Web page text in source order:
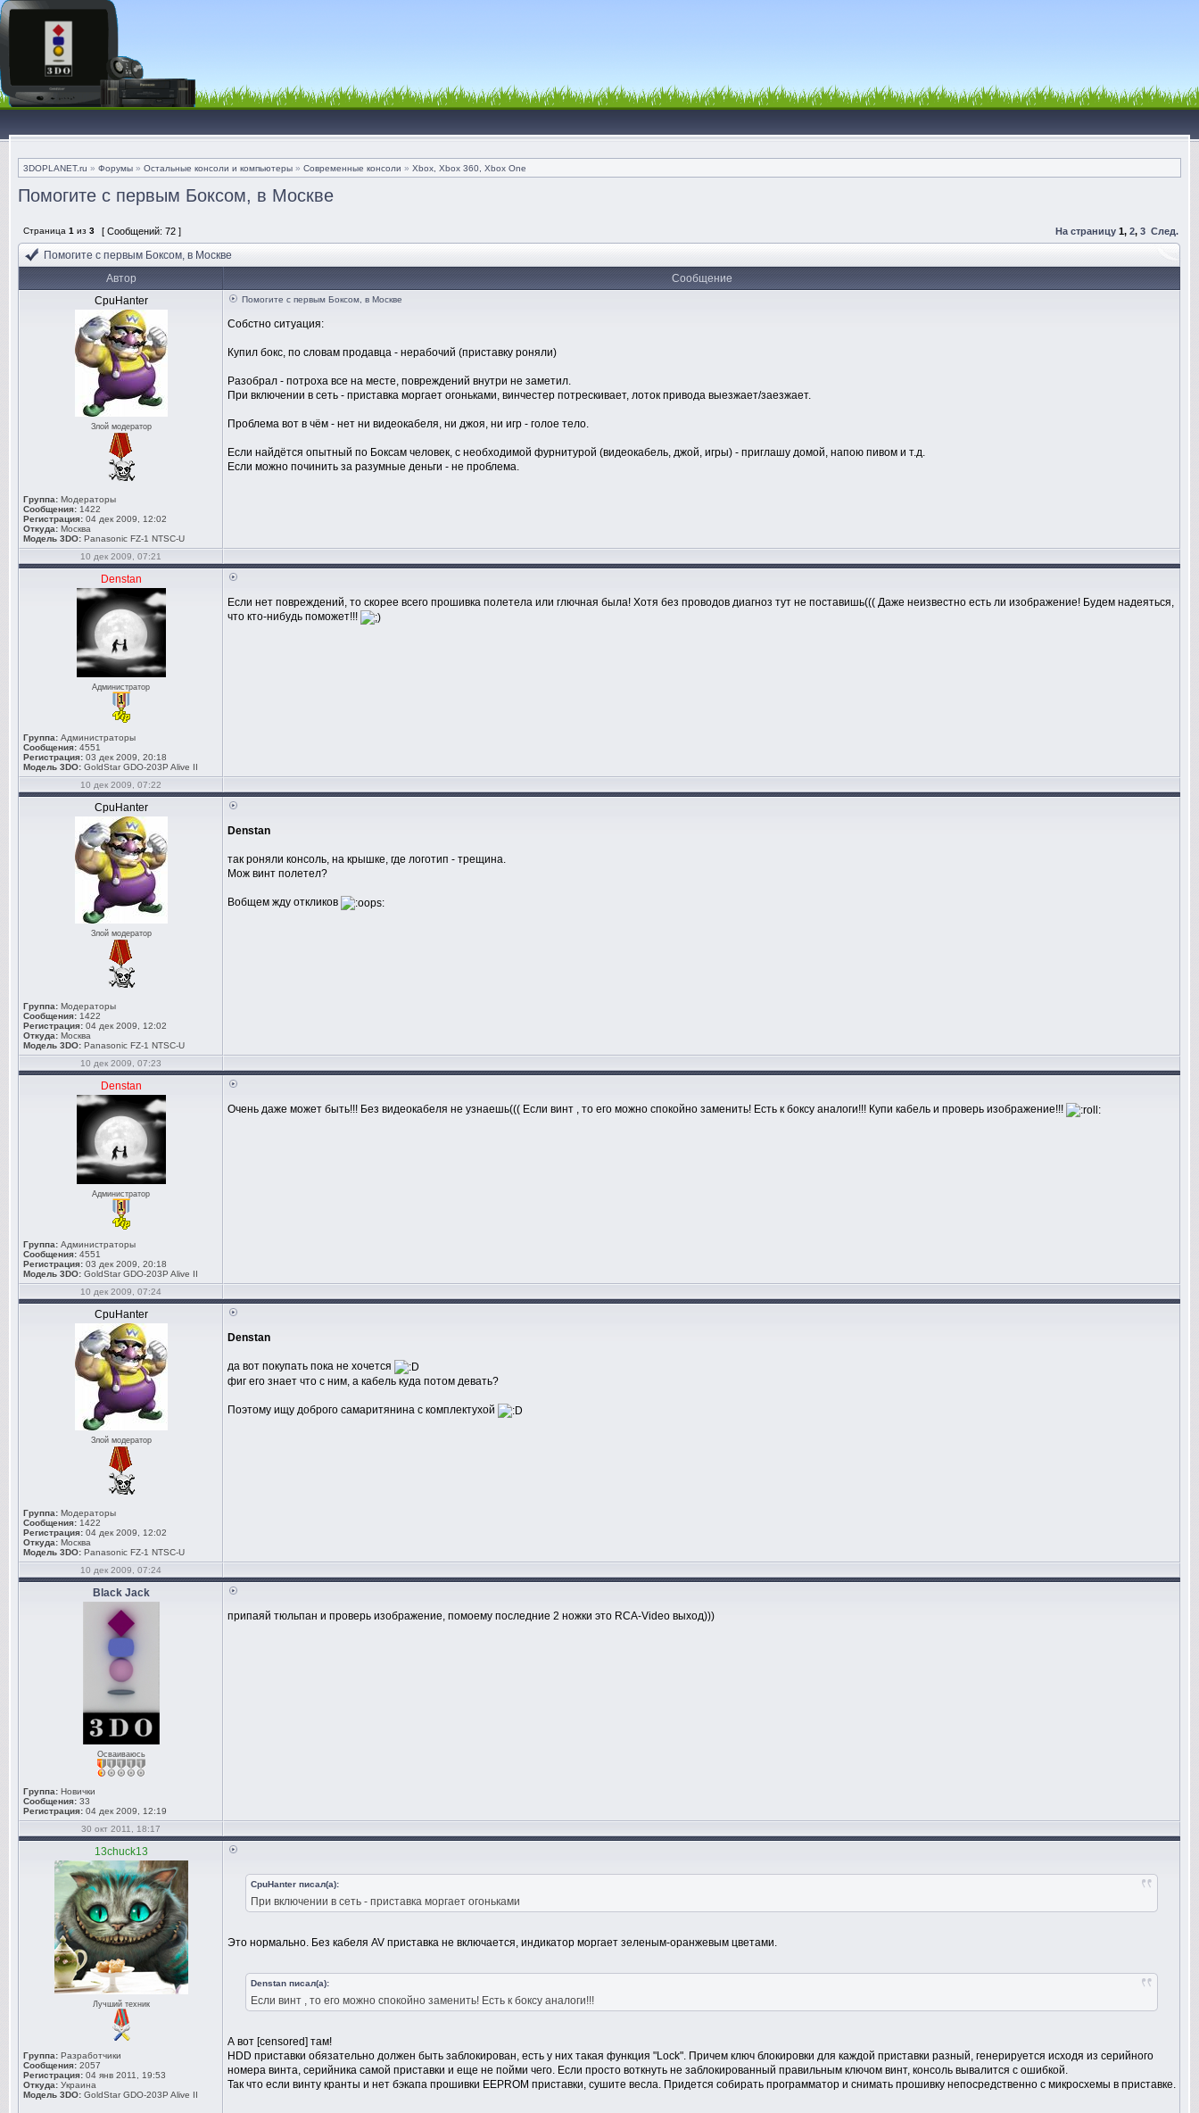
3DOPLANET.ru » Форумы » Остальные консоли и компьютеры » Современные консоли » Xbox, Xbox 360, Xbox One
Помогите с первым Боксом, в Москве
Страница 1 из 3 [ Сообщений: 72 ] На страницу 1, 2, 3 След.
Помогите с первым Боксом, в Москве
Автор
Сообщение
CpuHanter
Злой модератор
Группа: Модераторы
Сообщения: 1422
Регистрация: 04 дек 2009, 12:02
Откуда: Москва
Модель 3DO: Panasonic FZ-1 NTSC-U
Помогите с первым Боксом, в Москве
Собстно ситуация:
Купил бокс, по словам продавца - нерабочий (приставку роняли)
Разобрал - потроха все на месте, повреждений внутри не заметил.
При включении в сеть - приставка моргает огоньками, винчестер потрескивает, лоток привода выезжает/заезжает.
Проблема вот в чём - нет ни видеокабеля, ни джоя, ни игр - голое тело.
Если найдётся опытный по Боксам человек, с необходимой фурнитурой (видеокабель, джой, игры) - приглашу домой, напою пивом и т.д.
Если можно починить за разумные деньги - не проблема.
10 дек 2009, 07:21
Denstan
Администратор
Группа: Администраторы
Сообщения: 4551
Регистрация: 03 дек 2009, 20:18
Модель 3DO: GoldStar GDO-203P Alive II
Если нет повреждений, то скорее всего прошивка полетела или глючная была! Хотя без проводов диагноз тут не поставишь((( Даже неизвестно есть ли изображение! Будем надеяться,
что кто-нибудь поможет!!!
10 дек 2009, 07:22
CpuHanter
Злой модератор
Группа: Модераторы
Сообщения: 1422
Регистрация: 04 дек 2009, 12:02
Откуда: Москва
Модель 3DO: Panasonic FZ-1 NTSC-U
Denstan
так роняли консоль, на крышке, где логотип - трещина.
Мож винт полетел?
Вобщем жду откликов
10 дек 2009, 07:23
Denstan
Администратор
Группа: Администраторы
Сообщения: 4551
Регистрация: 03 дек 2009, 20:18
Модель 3DO: GoldStar GDO-203P Alive II
Очень даже может быть!!! Без видеокабеля не узнаешь((( Если винт , то его можно спокойно заменить! Есть к боксу аналоги!!! Купи кабель и проверь изображение!!!
10 дек 2009, 07:24
CpuHanter
Злой модератор
Группа: Модераторы
Сообщения: 1422
Регистрация: 04 дек 2009, 12:02
Откуда: Москва
Модель 3DO: Panasonic FZ-1 NTSC-U
Denstan
да вот покупать пока не хочется
фиг его знает что с ним, а кабель куда потом девать?
Поэтому ищу доброго самаритянина с комплектухой
10 дек 2009, 07:24
Black Jack
Осваиваюсь
Группа: Новички
Сообщения: 33
Регистрация: 04 дек 2009, 12:19
припаяй тюльпан и проверь изображение, помоему последние 2 ножки это RCA-Video выход)))
30 окт 2011, 18:17
13chuck13
Лучший техник
Группа: Разработчики
Сообщения: 2057
Регистрация: 04 янв 2011, 19:53
Откуда: Украина
Модель 3DO: GoldStar GDO-203P Alive II
CpuHanter писал(а):
При включении в сеть - приставка моргает огоньками
Это нормально. Без кабеля AV приставка не включается, индикатор моргает зеленым-оранжевым цветами.
Denstan писал(а):
Если винт , то его можно спокойно заменить! Есть к боксу аналоги!!!
А вот [censored] там!
HDD приставки обязательно должен быть заблокирован, есть у них такая функция "Lock". Причем ключ блокировки для каждой приставки разный, генерируется исходя из серийного
номера винта, серийника самой приставки и еще не пойми чего. Если просто воткнуть не заблокированный правильным ключом винт, консоль вывалится с ошибкой.
Так что если винту кранты и нет бэкапа прошивки EEPROM приставки, сушите весла. Придется собирать программатор и снимать прошивку непосредственно с микросхемы в приставке.